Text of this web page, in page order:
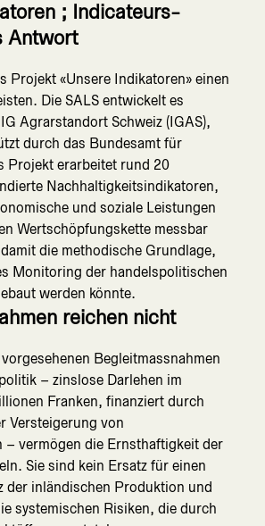
; Indicateurs-
Antwort
Projekt «Unsere Indikatoren» einen
Die SALS entwickelt es
Agrarstandort Schweiz (IGAS),
durch das Bundesamt für
Projekt erarbeitet rund 20
Nachhaltigkeitsindikatoren,
und soziale Leistungen
Wertschöpfungskette messbar
die methodische Grundlage,
Monitoring der handelspolitischen
werden könnte.
reichen nicht
Begleitmassnahmen
– zinslose Darlehen im
Franken, finanziert durch
Versteigerung von
– vermögen die Ernsthaftigkeit der
Sie sind kein Ersatz für einen
der inländischen Produktion und
systemischen Risiken, die durch